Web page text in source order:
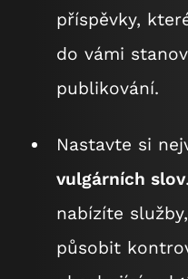
příspěvky,
do vámi
publikování.
Nastavte si
vulgárních slov
nabízíte
působit